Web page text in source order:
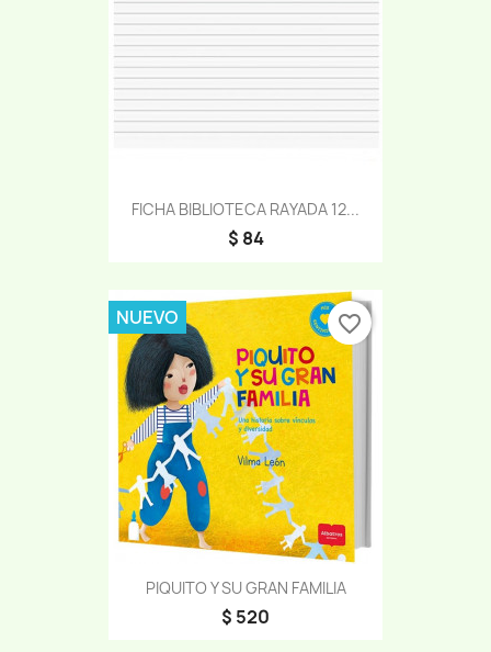
FICHA BIBLIOTECA RAYADA 12...
$ 84
PIQUITO Y SU GRAN FAMILIA
$ 520
NUEVO favorite_border